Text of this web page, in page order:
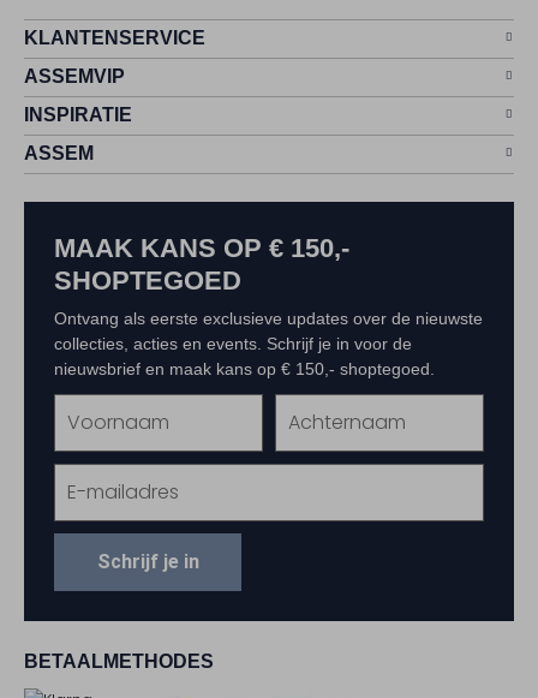
KLANTENSERVICE
ASSEMVIP
INSPIRATIE
ASSEM
BETAALMETHODES
MAAK KANS OP € 150,-
SHOPTEGOED
Ontvang als eerste exclusieve updates over de nieuwste
collecties, acties en events. Schrijf je in voor de
nieuwsbrief en maak kans op € 150,- shoptegoed.
Schrijf je in